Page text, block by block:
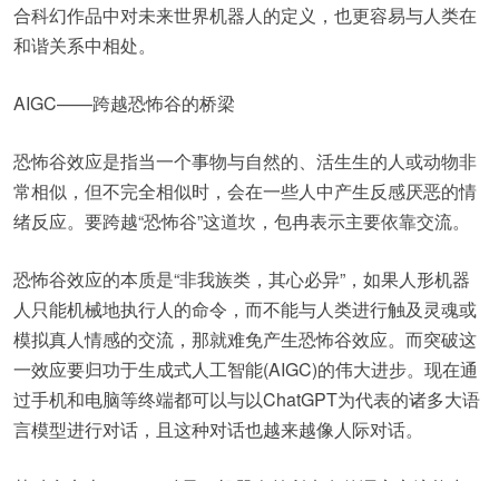
合科幻作品中对未来世界机器人的定义，也更容易与人类在
和谐关系中相处。
AIGC——跨越恐怖谷的桥梁
恐怖谷效应是指当一个事物与自然的、活生生的人或动物非
常相似，但不完全相似时，会在一些人中产生反感厌恶的情
绪反应。要跨越“恐怖谷”这道坎，包冉表示主要依靠交流。
恐怖谷效应的本质是“非我族类，其心必异”，如果人形机器
人只能机械地执行人的命令，而不能与人类进行触及灵魂或
模拟真人情感的交流，那就难免产生恐怖谷效应。而突破这
一效应要归功于生成式人工智能(AIGC)的伟大进步。现在通
过手机和电脑等终端都可以与以ChatGPT为代表的诸多大语
言模型进行对话，且这种对话也越来越像人际对话。